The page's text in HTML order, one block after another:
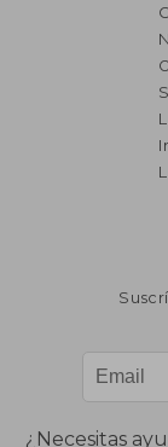
¿Necesitas